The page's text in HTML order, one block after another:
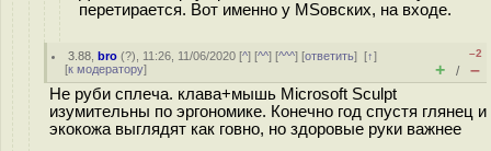
перетирается. Вот именно у MSовских, на входе.
3.88 ,bro (?), 11:26, 11/06/2020 [^] [^^] [^^^] [ответить][↑]
[к модератору]
–2
+ / –
Не руби сплеча. клава+мышь Microsoft Sculpt
изумительны по эргономике. Конечно год спустя глянец и
экокожа выглядят как говно, но здоровые руки важнее